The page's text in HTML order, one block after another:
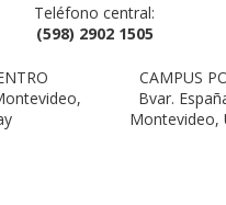
Teléfono central:
(598) 2902 1505
CAMPUS
Bvar.
Montevideo,